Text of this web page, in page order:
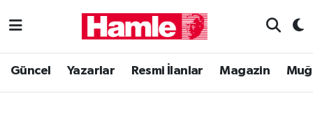
Güncel Yazarlar Resmi İlanlar Magazin
Güncel
Muğla Nöbetçi Eczaneler